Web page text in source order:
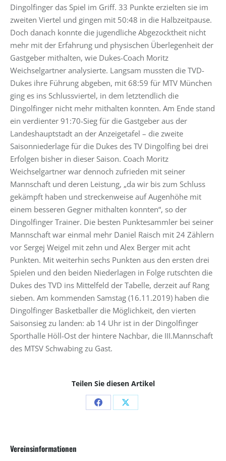
Dingolfinger das Spiel im Griff. 33 Punkte erzielten sie im
zweiten Viertel und gingen mit 50:48 in die Halbzeitpause.
Doch danach konnte die jugendliche Abgezocktheit nicht
mehr mit der Erfahrung und physischen Überlegenheit der
Gastgeber mithalten, wie Dukes-Coach Moritz
Weichselgartner analysierte. Langsam mussten die TVD-
Dukes ihre Führung abgeben, mit 68:59 für MTV München
ging es ins Schlussviertel, in dem letztendlich die
Dingolfinger nicht mehr mithalten konnten. Am Ende stand
ein verdienter 91:70-Sieg für die Gastgeber aus der
Landeshauptstadt an der Anzeigetafel – die zweite
Saisonniederlage für die Dukes des TV Dingolfing bei drei
Erfolgen bisher in dieser Saison. Coach Moritz
Weichselgartner war dennoch zufrieden mit seiner
Mannschaft und deren Leistung, „da wir bis zum Schluss
gekämpft haben und streckenweise auf Augenhöhe mit
einem besseren Gegner mithalten konnten“, so der
Dingolfinger Trainer. Die besten Punktesammler bei seiner
Mannschaft war einmal mehr Daniel Raisch mit 24 Zählern
vor Sergej Weigel mit zehn und Alex Berger mit acht
Punkten. Mit weiterhin sechs Punkten aus den ersten drei
Spielen und den beiden Niederlagen in Folge rutschten die
Dukes des TVD ins Mittelfeld der Tabelle, derzeit auf Rang
sieben. Am kommenden Samstag (16.11.2019) haben die
Dingolfinger Basketballer die Möglichkeit, den vierten
Saisonsieg zu landen: ab 14 Uhr ist in der Dingolfinger
Sporthalle Höll-Ost der hintere Nachbar, die III.Mannschaft
des MTSV Schwabing zu Gast.
Teilen Sie diesen Artikel
Share Share
Vereinsinformationen